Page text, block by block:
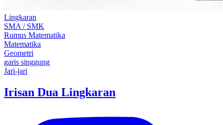
Lingkaran
SMA / SMK
Rumus Matematika
Matematika
Geometri
garis singgung
Jari-jari
Irisan Dua Lingkaran